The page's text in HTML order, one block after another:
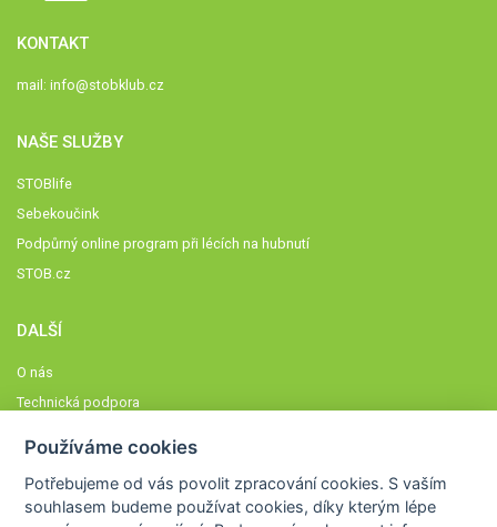
KONTAKT
mail: info@stobklub.cz
NAŠE SLUŽBY
STOBlife
Sebekoučink
Podpůrný online program při lécích na hubnutí
STOB.cz
DALŠÍ
O nás
Technická podpora
Členové STOBklubu
Zásady nakládání s osobními údaji
Používáme cookies
Potřebujeme od vás povolit zpracování cookies. S vaším
souhlasem budeme používat cookies, díky kterým lépe